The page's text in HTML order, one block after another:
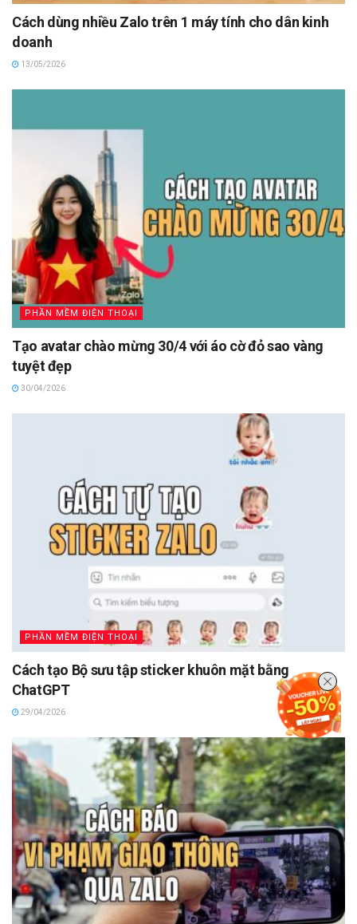
Cách dùng nhiều Zalo trên 1 máy tính cho dân kinh
doanh
13/05/2026
PHẦN MỀM ĐIỆN THOẠI
Tạo avatar chào mừng 30/4 với áo cờ đỏ sao vàng
tuyệt đẹp
30/04/2026
PHẦN MỀM ĐIỆN THOẠI
Cách tạo Bộ sưu tập sticker khuôn mặt bằng
ChatGPT
29/04/2026